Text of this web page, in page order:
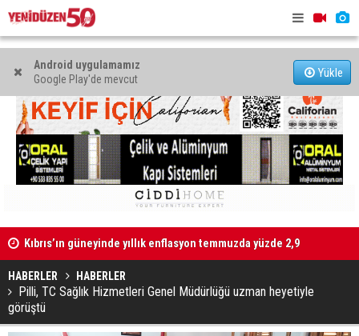
Android uygulamamız
Google Play'de mevcut
Yükle
Kıbrıs’ın güneyinde yıllık enflasyon temmuzda yüzde 2,9
Mahkeme binalarına zarar verenler hakkında yasal işlem
başlatıldı
HABERLER HABERLER
Pilli, TC Sağlık Hizmetleri Genel Müdürlüğü uzman heyetiyle
görüştü